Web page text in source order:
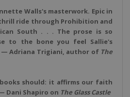
Walls's masterwork. Epic in
ride through Prohibition and
South . . . The prose is so
to the bone you feel Sallie's
Adriana Trigiani, author of The
should: it affirms our faith
Dani Shapiro on The Glass Castle